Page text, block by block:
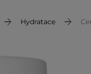
Hydratace